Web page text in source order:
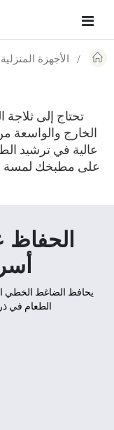
Toggle
الأجهزة المنزلية
تحتاج إلى
الخارج والواسعة
عالية في ترشيد
على مطبخك لمسة
الحفاظ
الطعام في